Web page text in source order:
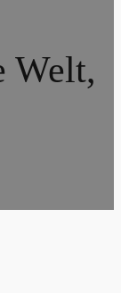
Welt,